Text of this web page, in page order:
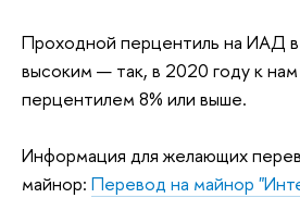
Проходной перцентиль на ИАД
высоким — так, в 2020 году к
перцентилем 8% или выше.
Информация для желающих
майнор: Перевод на майнор